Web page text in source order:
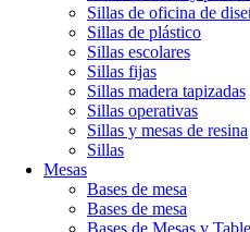
Sillas de oficina de
Sillas de plástico
Sillas escolares
Sillas fijas
Sillas madera tapizadas
Sillas operativas
Sillas y mesas de resina
Sillas
Mesas
Bases de mesa
Bases de mesa
Bases de Mesas y